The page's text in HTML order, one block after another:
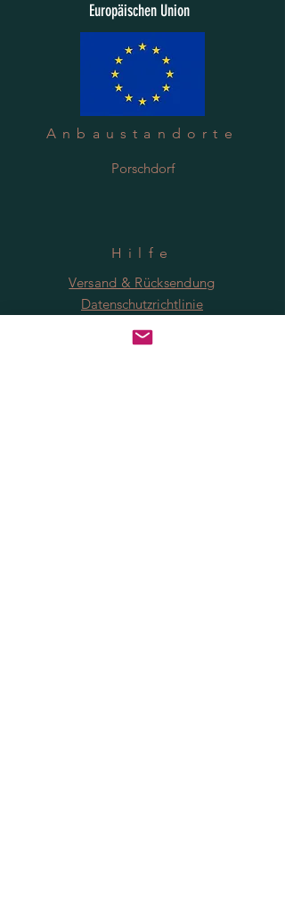
Europäischen Union
Anbaustandorte
Porschdorf
Hilfe
Versand & Rücksendung
Datenschutzrichtlinie
FAQ